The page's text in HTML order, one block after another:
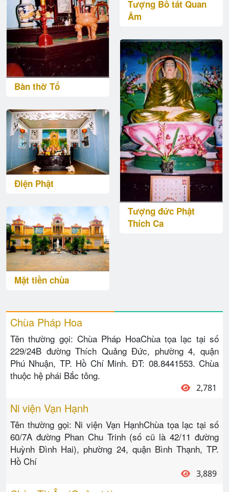
Bàn thờ Tổ
Điện Phật
Mặt tiền chùa
Tượng Bồ tát Quan
Âm
Tượng đức Phật
Thích Ca
Chùa Pháp Hoa
Tên thường gọi: Chùa Pháp HoaChùa tọa lạc tại số
229/24B đường Thích Quảng Đức, phường 4, quận
Phú Nhuận, TP. Hồ Chí Minh. ĐT: 08.8441553. Chùa
thuộc hệ phái Bắc tông.
2,781
Ni viện Vạn Hạnh
Tên thường gọi: Ni viện Vạn HạnhChùa tọa lạc tại số
60/7A đường Phan Chu Trinh (số cũ là 42/11 đường
Huỳnh Đình Hai), phường 24, quận Bình Thạnh, TP.
Hồ Chí
3,889